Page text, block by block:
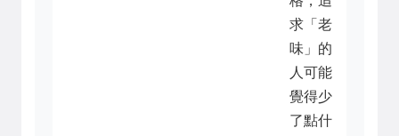
求「老
味」的
人可能
覺得少
了點什